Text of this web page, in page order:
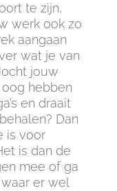
te zijn,
werk ook zo
aangaan
wat je van
jouw
hebben
en draait
Dan
is voor
is dan de
mee of ga
er wel